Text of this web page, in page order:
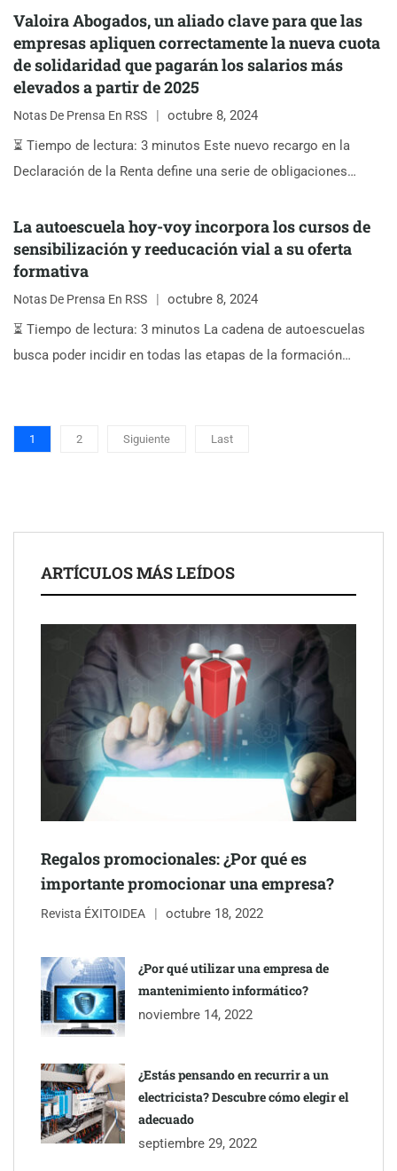
Valoira Abogados, un aliado clave para que las
empresas apliquen correctamente la nueva cuota
de solidaridad que pagarán los salarios más
elevados a partir de 2025
Notas De Prensa En RSS
octubre 8, 2024
⏳ Tiempo de lectura: 3 minutos Este nuevo recargo en la
Declaración de la Renta define una serie de obligaciones…
La autoescuela hoy-voy incorpora los cursos de
sensibilización y reeducación vial a su oferta
formativa
Notas De Prensa En RSS
octubre 8, 2024
⏳ Tiempo de lectura: 3 minutos La cadena de autoescuelas
busca poder incidir en todas las etapas de la formación…
1 2 Siguiente Last
ARTÍCULOS MÁS LEÍDOS
Regalos promocionales: ¿Por qué es
importante promocionar una empresa?
Revista ÉXITOIDEA octubre 18, 2022
¿Por qué utilizar una empresa de
mantenimiento informático?
noviembre 14, 2022
¿Estás pensando en recurrir a un
electricista? Descubre cómo elegir el
adecuado
septiembre 29, 2022